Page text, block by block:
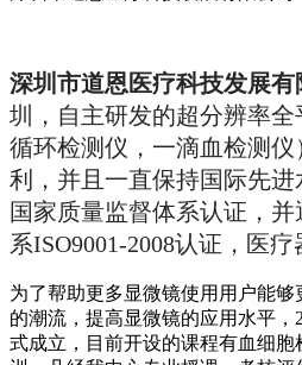
深圳市道恩医疗科技发展有
圳，自主研发的超分辨率
循环检测仪，一滴血检测
利，并且一直保持国际先
国家质量监督体系认证，
系ISO9001-2008认证，医疗
为了帮助更多显微镜使用用户能
的潮流，提高显微镜的应用水平，
式成立，目前开设的课程有血细